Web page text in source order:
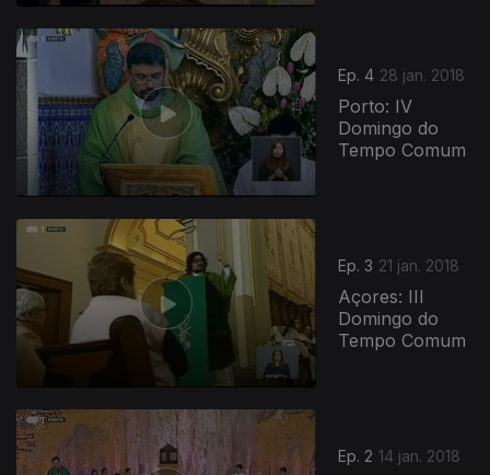
Ep. 4 28 jan. 2018
Porto: IV
Domingo do
Tempo Comum
Ep. 3 21 jan. 2018
Açores: III
Domingo do
Tempo Comum
Ep. 2 14 jan. 2018